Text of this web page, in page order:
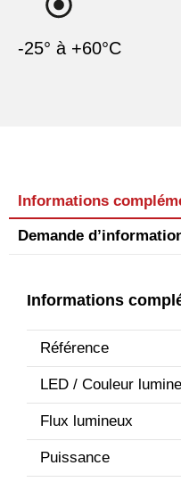
-25° à +60°C
Informations
Demande
Informations
Référence
LED / Couleur
Flux lumineux
Puissance